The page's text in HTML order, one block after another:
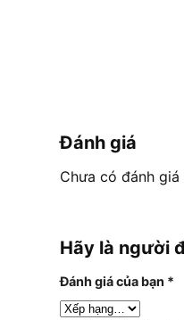
Đánh giá
Chưa có đánh giá
Hãy là người
Đánh giá của bạn *